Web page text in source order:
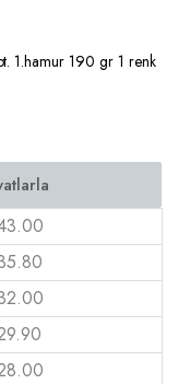
1.hamur 190 gr 1 renk